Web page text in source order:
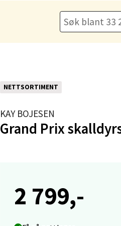
NETTSORTIMENT
KAY BOJESEN
Grand Prix
2 799,-